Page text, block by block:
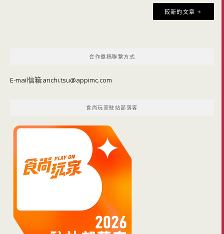
較新的文章
合作邀稿聯繫方式
E-mail信箱:anchi.tsu@appimc.com
食尚玩家駐站部落客